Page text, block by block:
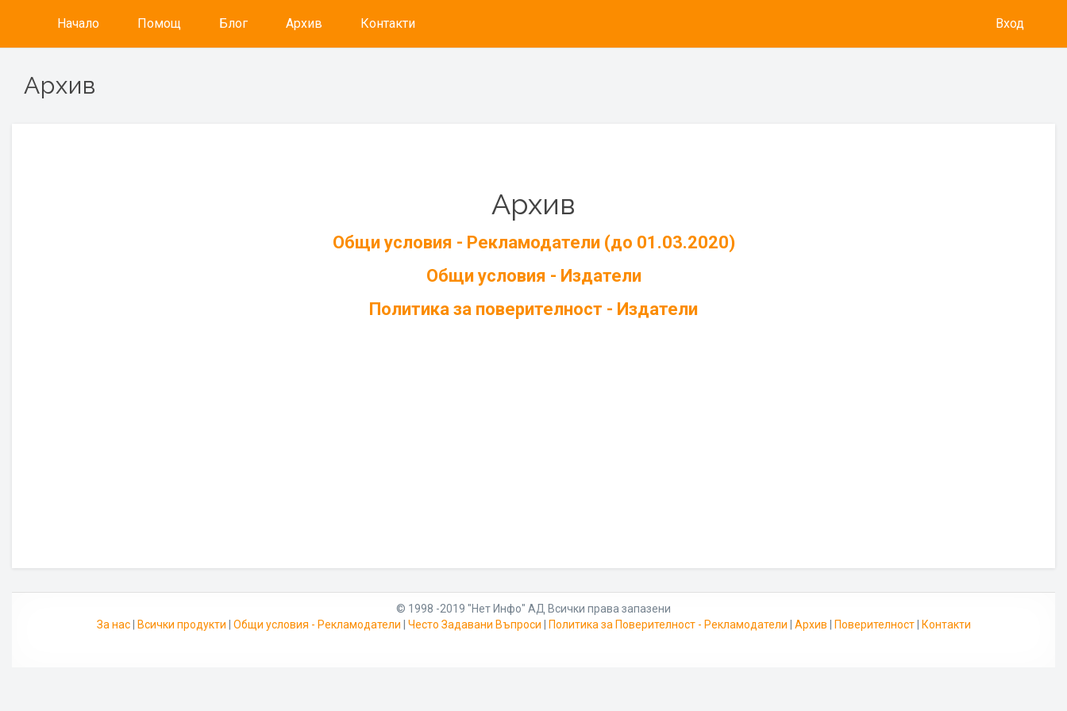
Начало Помощ Блог Архив Контакти Вход
Архив
Архив
Общи условия - Рекламодатели (до 01.03.2020)
Общи условия - Издатели
Политика за поверителност - Издатели
© 1998 -2019 "Нет Инфо" АД Всички права запазени
За нас| Всички продукти Общи условия - Рекламодатели Често Задавани Въпроси Политика за Поверителност - Рекламодатели Архив Поверителност| Контакти